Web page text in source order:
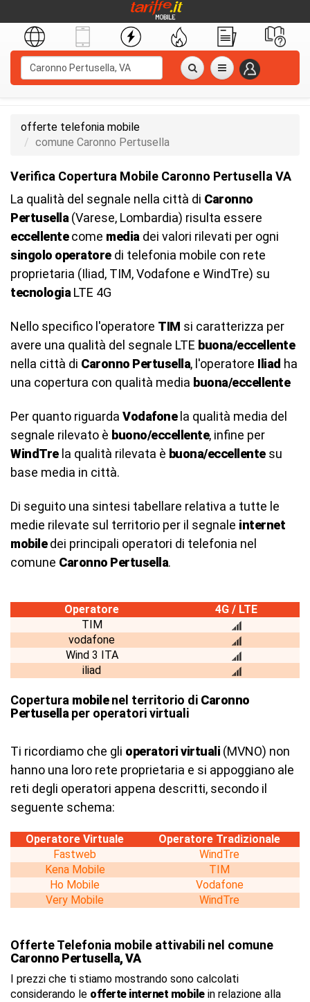
offerte telefonia mobile
comune Caronno Pertusella
Verifica Copertura Mobile Caronno Pertusella VA
La qualità del segnale nella città di Caronno
Pertusella (Varese, Lombardia) risulta essere
eccellentecome media dei valori rilevati per ogni
singolo operatoredi telefonia mobile con rete
proprietaria (Iliad, TIM, Vodafone e WindTre) su
tecnologia LTE 4G
Nello specifico l'operatore TIM si caratterizza per
avere una qualità del segnale LTE buona/eccellente
nella città di Caronno Pertusella, l'operatore Iliad ha
una copertura con qualità media buona/eccellente
Per quanto riguarda Vodafonela qualità media del
segnale rilevato è buono/eccellente, infine per
WindTrela qualità rilevata è buona/eccellentesu
base media in città.
Di seguito una sintesi tabellare relativa a tutte le
medie rilevate sul territorio per il segnale internet
mobiledei principali operatori di telefonia nel
comune Caronno Pertusella.
Operatore
4G / LTE
TIM
vodafone
Wind 3 ITA
iliad
Copertura mobilenel territorio di Caronno
Pertusella per operatori virtuali
Ti ricordiamo che gli operatori virtuali (MVNO) non
hanno una loro rete proprietaria e si appoggiano ale
reti degli operatori appena descritti, secondo il
seguente schema:
Operatore Virtuale
Operatore Tradizionale
Fastweb
WindTre
Kena Mobile
TIM
Ho Mobile
Vodafone
Very Mobile
WindTre
Offerte Telefonia mobile attivabili nel comune
Caronno Pertusella, VA
I prezzi che ti stiamo mostrando sono calcolati
considerando le offerte internet mobilein relazione alla